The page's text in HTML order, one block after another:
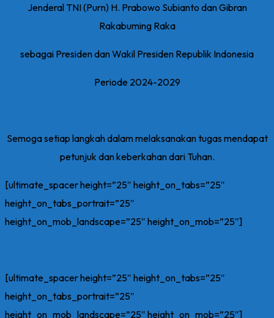
Jenderal TNI (Purn) H. Prabowo Subianto dan Gibran
Rakabuming Raka
sebagai Presiden dan Wakil Presiden Republik Indonesia
Periode 2024-2029
Semoga setiap langkah dalam melaksanakan tugas mendapat
petunjuk dan keberkahan dari Tuhan.
[ultimate_spacer height=”25″ height_on_tabs=”25″
height_on_tabs_portrait=”25″
height_on_mob_landscape=”25″ height_on_mob=”25″]
[ultimate_spacer height=”25″ height_on_tabs=”25″
height_on_tabs_portrait=”25″
height_on_mob_landscape=”25″ height_on_mob=”25″]